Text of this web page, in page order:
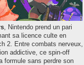
, Nintendo prend un pari
sa licence culte en
2. Entre combats nerveux,
addictive, ce spin-off
formule sans perdre son